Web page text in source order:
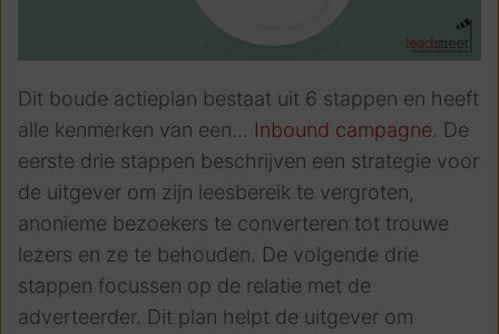
Dit boude actieplan bestaat uit 6 stappen en heeft
alle kenmerken van een… Inbound campagne. De
eerste drie stappen beschrijven een strategie voor
de uitgever om zijn leesbereik te vergroten,
anonieme bezoekers te converteren tot trouwe
lezers en ze te behouden. De volgende drie
stappen focussen op de relatie met de
adverteerder. Dit plan helpt de uitgever om